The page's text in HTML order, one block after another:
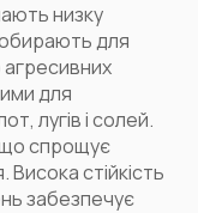
низку
для
агресивних
для
лугів і солей.
що спрощує
стійкість
забезпечує